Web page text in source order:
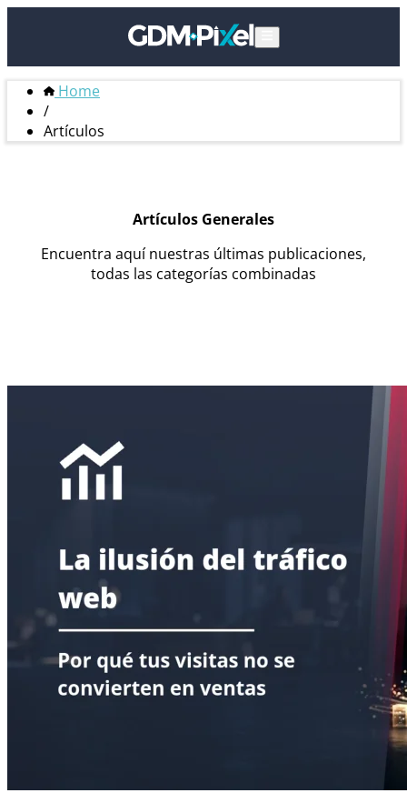
Home
/
Artículos
Artículos Generales
Encuentra aquí nuestras últimas publicaciones,
todas las categorías combinadas